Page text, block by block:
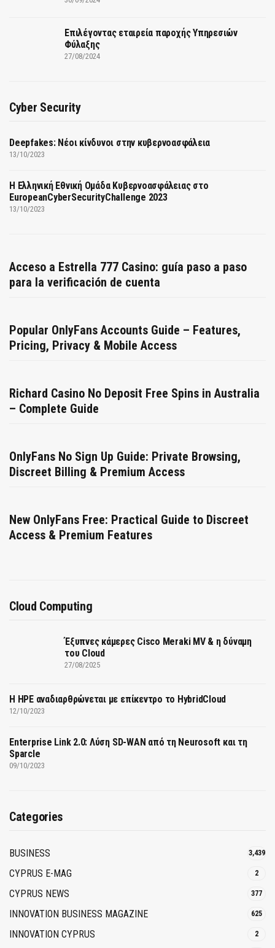
Επιλέγοντας εταιρεία παροχής Υπηρεσιών
Φύλαξης
27/08/2024
Cyber Security
Deepfakes: Νέοι κίνδυνοι στην κυβερνοασφάλεια
13/10/2023
Η Ελληνική Εθνική Ομάδα Κυβερνοασφάλειας στο
EuropeanCyberSecurityChallenge 2023
13/10/2023
Acceso a Estrella 777 Casino: guía paso a paso
para la verificación de cuenta
Popular OnlyFans Accounts Guide – Features,
Pricing, Privacy & Mobile Access
Richard Casino No Deposit Free Spins in Australia
– Complete Guide
OnlyFans No Sign Up Guide: Private Browsing,
Discreet Billing & Premium Access
New OnlyFans Free: Practical Guide to Discreet
Access & Premium Features
Cloud Computing
Έξυπνες κάμερες Cisco Meraki MV & η δύναμη
του Cloud
27/08/2025
H HPE αναδιαρθρώνεται με επίκεντρο το HybridCloud
12/10/2023
Enterprise Link 2.0: Λύση SD-WAN από τη Neurosoft και τη
Sparcle
09/10/2023
Categories
BUSINESS 3,439
CYPRUS E-MAG 2
CYPRUS NEWS 377
INNOVATION BUSINESS MAGAZINE 625
INNOVATION CYPRUS 2